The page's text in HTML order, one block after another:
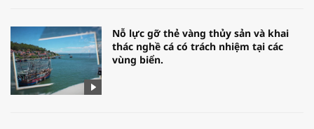
Nỗ lực gỡ thẻ vàng thủy sản và khai
thác nghề cá có trách nhiệm tại các
vùng biển.